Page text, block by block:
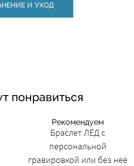
И УХОД
понравиться
Рекомендуем
Браслет ЛЁД с
персональной
гравировкой или без неё